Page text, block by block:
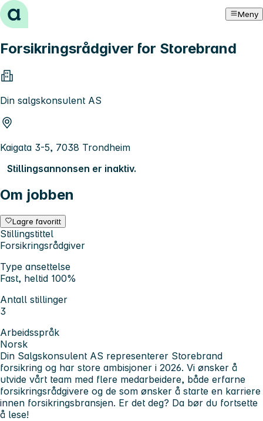
Hopp til innhold Meny
Forsikringsrådgiver for Storebrand
Din salgskonsulent AS
Kaigata 3-5, 7038 Trondheim
Stillingsannonsen er inaktiv.
Om jobben
Lagre favoritt
Stillingstittel
Forsikringsrådgiver
Type ansettelse
Fast, heltid 100%
Antall stillinger
3
Arbeidsspråk
Norsk
Din Salgskonsulent AS representerer Storebrand
forsikring og har store ambisjoner i 2026. Vi ønsker å
utvide vårt team med flere medarbeidere, både erfarne
forsikringsrådgivere og de som ønsker å starte en karriere
innen forsikringsbransjen. Er det deg? Da bør du fortsette
å lese!